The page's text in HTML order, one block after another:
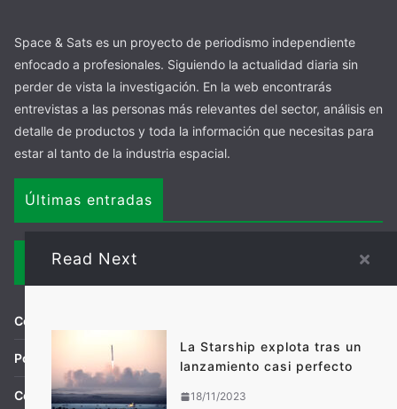
Space & Sats es un proyecto de periodismo independiente
enfocado a profesionales. Siguiendo la actualidad diaria sin
perder de vista la investigación. En la web encontrarás
entrevistas a las personas más relevantes del sector, análisis en
detalle de productos y toda la información que necesitas para
estar al tanto de la industria espacial.
Últimas entradas
Links
Condiciones de uso
Política de privacidad
Contacto
Read Next
La Starship explota tras un
lanzamiento casi perfecto
18/11/2023